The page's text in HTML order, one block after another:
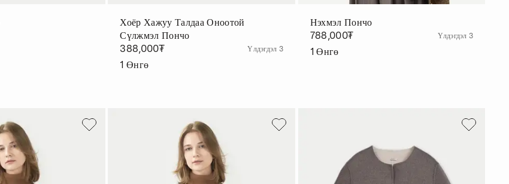
Хоёр Хажуу Талдаа Оноотой
Сүлжмэл Пончо
388,000₮
Үлдэгдэл 3
1 Өнгө
Нэхмэл Пончо
788,000₮
Үлдэгдэл 3
1 Өнгө